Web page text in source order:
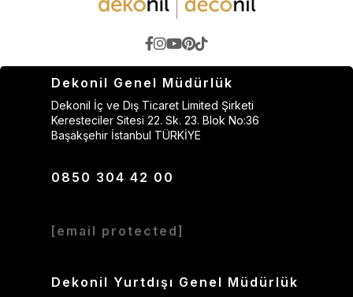
Dekonil Genel Müdürlük
Dekonil İç ve Dış Ticaret Limited Şirketi
Keresteciler Sitesi 22. Sk. 23. Blok No:36
Başakşehir İstanbul TÜRKİYE
0850 304 42 00
[email protected]
Dekonil Yurtdışı Genel Müdürlük